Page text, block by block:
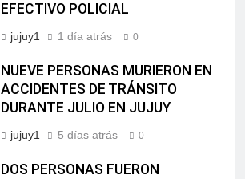
EFECTIVO POLICIAL
jujuy1 1 día atrás 0
NUEVE PERSONAS MURIERON EN
ACCIDENTES DE TRÁNSITO
DURANTE JULIO EN JUJUY
jujuy1 5 días atrás 0
DOS PERSONAS FUERON